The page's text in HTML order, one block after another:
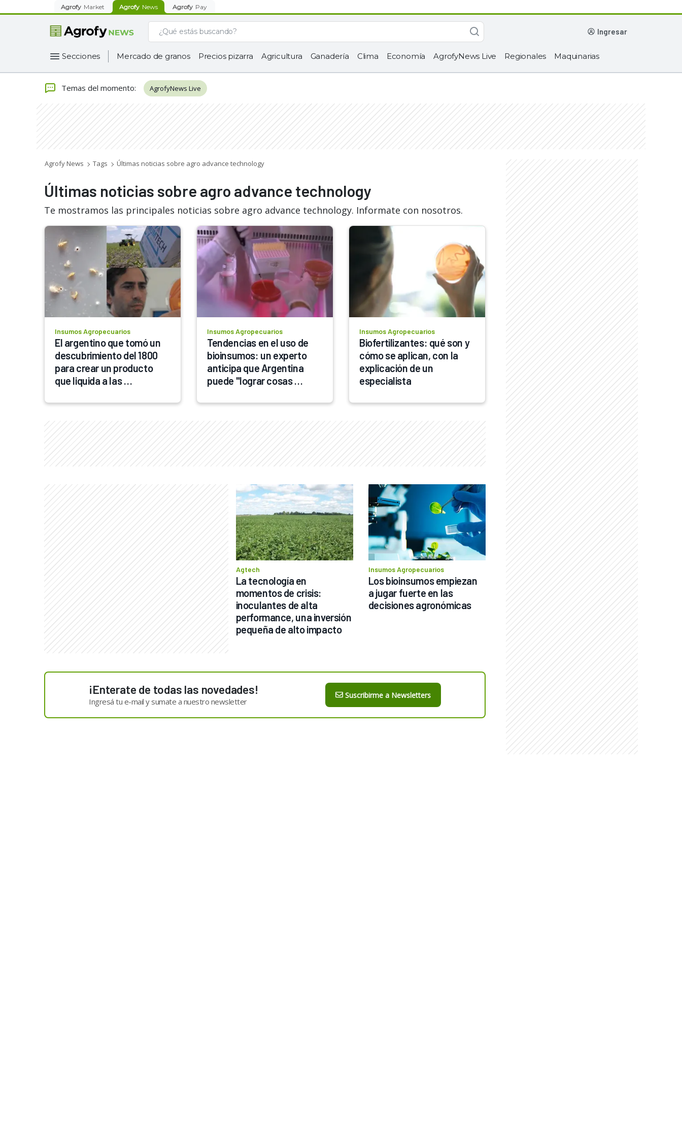
Agrofy Market Agrofy News Agrofy Pay
ingresar
Secciones Mercado de granos Precios pizarra Agricultura Ganadería Clima Economía AgrofyNews Live Regionales Maquinarias
Temas del momento: AgrofyNews Live
Agrofy News Tags Últimas noticias sobre agro advance technology
Últimas noticias sobre agro advance technology
Te mostramos las principales noticias sobre agro advance technology. Informate con nosotros.
Insumos Agropecuarios
El argentino que tomó un
descubrimiento del 1800
para crear un producto
que liquida a las
abordaje que plantea
Insumos Agropecuarios
Tendencias en el uso de
bioinsumos: un experto
anticipa que Argentina
puede "lograr cosas
Insumos Agropecuarios
Biofertilizantes: qué son y
cómo se aplican, con la
explicación de un
especialista
Agtech
La tecnología en
momentos de crisis:
inoculantes de alta
performance, una inversión
pequeña de alto impacto
Insumos Agropecuarios
Los bioinsumos empiezan
a jugar fuerte en las
decisiones agronómicas
¡Enterate de todas las novedades!
Ingresá tu e-mail y sumate a nuestro newsletter
Suscribirme a Newsletters